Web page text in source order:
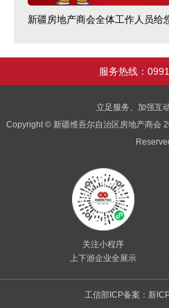
新疆房地产商会全体工作人员给
服务热线：
立足服务、加强互
Copyright © 新疆维吾尔自治区房地产商会
关注小程序
上下游企业全展示
工信部ICP备案：新